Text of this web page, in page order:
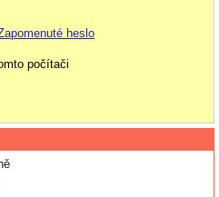
heslo
počítači